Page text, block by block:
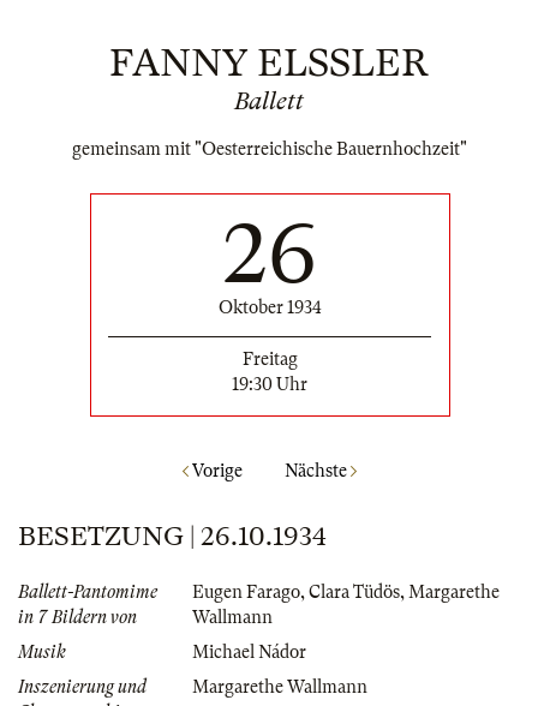
FANNY ELSSLER
Ballett
gemeinsam mit "Oesterreichische Bauernhochzeit"
26
Oktober 1934
Freitag
19:30 Uhr
Vorige Nächste
BESETZUNG | 26.10.1934
Ballett-Pantomime
in 7 Bildern von
Eugen Farago, Clara Tüdös, Margarethe
Wallmann
Musik
Michael Nádor
Inszenierung und
Margarethe Wallmann